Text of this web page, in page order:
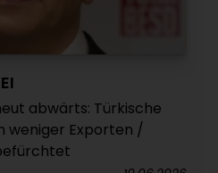
abwärts: Türkische
weniger Exporten /